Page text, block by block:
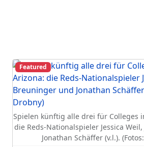
Spielen künftig alle drei für Colleges
die Reds-Nationalspieler Jessica
Jonathan Schäffer (v.l.).
Featured